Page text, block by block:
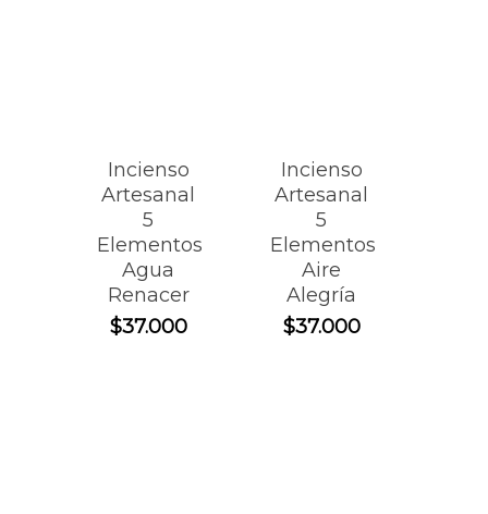
Incienso
Artesanal
5
Elementos
Agua
Renacer
$37.000
Incienso
Artesanal
5
Elementos
Aire
Alegría
$37.000